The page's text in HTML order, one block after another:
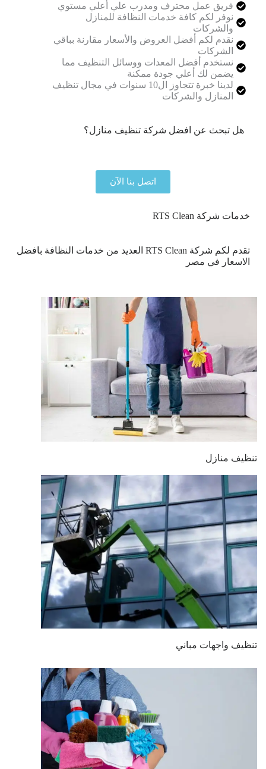
فريق عمل محترف ومدرب علي أعلي مستوي
نوفر لكم كافة خدمات النظافة للمنازل
والشركات
نقدم لكم أفضل العروض والأسعار مقارنة بباقي
الشركات
نستخدم أفضل المعدات ووسائل التنظيف مما
يضمن لك أعلي جودة ممكنة
لدينا خبرة تتجاوز ال10 سنوات في مجال تنظيف
المنازل والشركات
هل تبحث عن افضل شركة تنظيف منازل؟
اتصل بنا الآن
خدمات شركة RTS Clean
تقدم لكم شركة RTS Clean العديد من خدمات النظافة بافضل
الاسعار في مصر
تنظيف منازل
تنظيف واجهات مباني